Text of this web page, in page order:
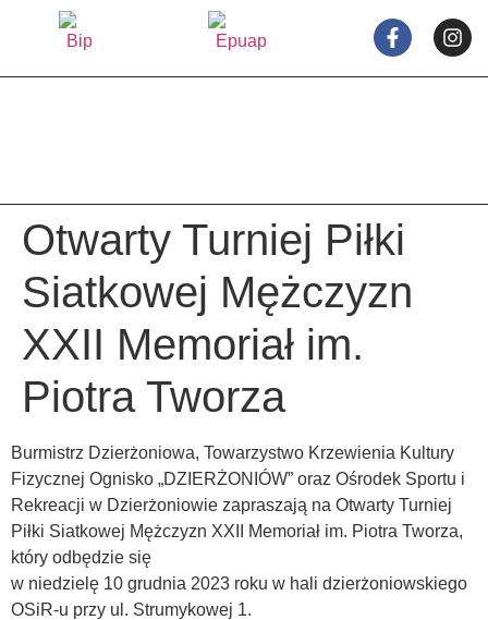
Otwarty Turniej Piłki
Siatkowej Mężczyzn
XXII Memoriał im.
Piotra Tworza
Burmistrz Dzierżoniowa, Towarzystwo Krzewienia Kultury
Fizycznej Ognisko „DZIERŻONIÓW” oraz Ośrodek Sportu i
Rekreacji w Dzierżoniowie zapraszają na Otwarty Turniej
Piłki Siatkowej Mężczyzn XXII Memoriał im. Piotra Tworza,
który odbędzie się
w niedzielę 10 grudnia 2023 roku w hali dzierżoniowskiego
OSiR-u przy ul. Strumykowej 1.